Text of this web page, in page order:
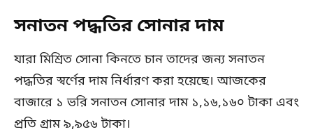
সনাতন পদ্ধতির সোনার দাম
যারা মিশ্রিত সোনা কিনতে চান তাদের জন্য সনাতন
পদ্ধতির স্বর্ণের দাম নির্ধারণ করা হয়েছে। আজকের
বাজারে ১ ভরি সনাতন সোনার দাম ১,১৬,১৬০ টাকা এবং
প্রতি গ্রাম ৯,৯৫৬ টাকা।